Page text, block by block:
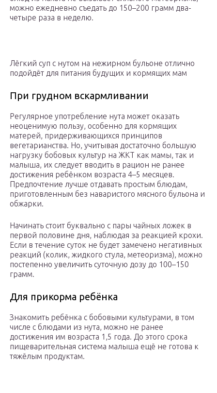
можно ежедневно съедать до 150–200 грамм два-
четыре раза в неделю.
Лёгкий суп с нутом на нежирном бульоне отлично
подойдёт для питания будущих и кормящих мам
При грудном вскармливании
Регулярное употребление нута может оказать
неоценимую пользу, особенно для кормящих
матерей, придерживающихся принципов
вегетарианства. Но, учитывая достаточно большую
нагрузку бобовых культур на ЖКТ как мамы, так и
малыша, их следует вводить в рацион не ранее
достижения ребёнком возраста 4–5 месяцев.
Предпочтение лучше отдавать простым блюдам,
приготовленным без наваристого мясного бульона и
обжарки.
Начинать стоит буквально с пары чайных ложек в
первой половине дня, наблюдая за реакцией крохи.
Если в течение суток не будет замечено негативных
реакций (колик, жидкого стула, метеоризма), можно
постепенно увеличить суточную дозу до 100–150
грамм.
Для прикорма ребёнка
Знакомить ребёнка с бобовыми культурами, в том
числе с блюдами из нута, можно не ранее
достижения им возраста 1,5 года. До этого срока
пищеварительная система малыша ещё не готова к
тяжёлым продуктам.